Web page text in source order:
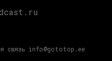
связь info@gototop.ee